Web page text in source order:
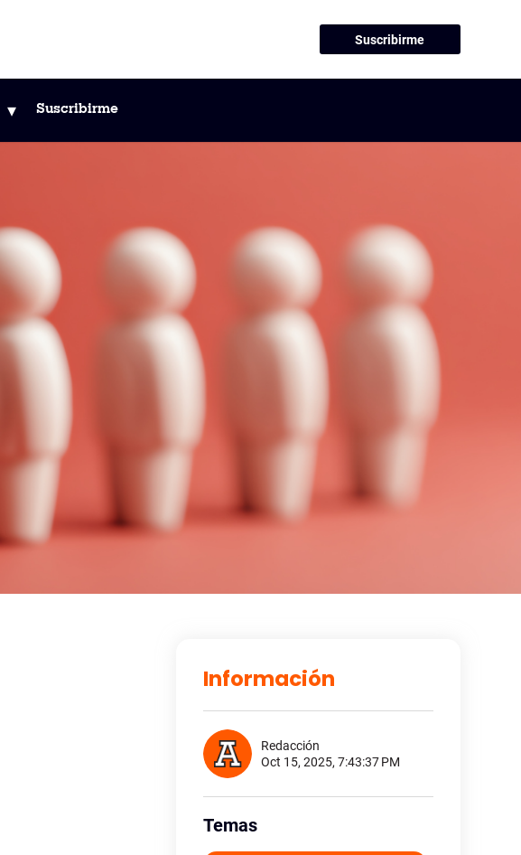
Suscribirme
Suscribirme
Información
Redacción
Oct 15, 2025, 7:43:37 PM
Temas